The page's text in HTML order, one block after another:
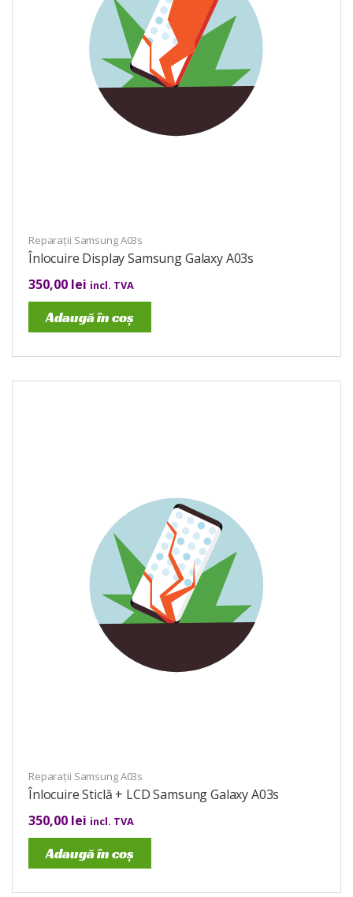
Reparații Samsung A03s
Înlocuire Display Samsung Galaxy A03s
350,00 lei incl. TVA
Adaugă în coș
Reparații Samsung A03s
Înlocuire Sticlă + LCD Samsung Galaxy A03s
350,00 lei incl. TVA
Adaugă în coș